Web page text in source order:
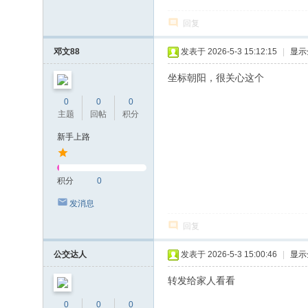
回复
邓文88
0
主题
0
回帖
0
积分
新手上路
积分 0
发消息
发表于 2026-5-3 15:12:15 显
坐标朝阳，很关心这个
回复
公交达人
0 0 0
发表于 2026-5-3 15:00:46 显
转发给家人看看